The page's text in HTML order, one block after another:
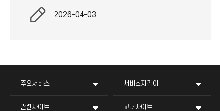
2026-04-03
주요서비스 서비스지킴이
관련사이트 교내사이트